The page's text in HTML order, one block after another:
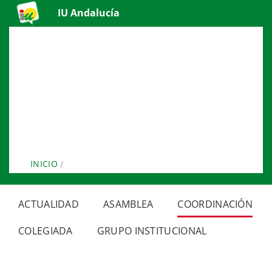
IU Andalucía
INICIO
ACTUALIDAD ASAMBLEA
COORDINACIÓN
COLEGIADA
GRUPO INSTITUCIONAL